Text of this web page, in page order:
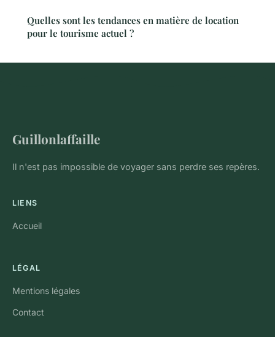
Quelles sont les tendances en matière de location
pour le tourisme actuel ?
Guillonlaffaille
Il n'est pas impossible de voyager sans perdre ses repères.
LIENS
Accueil
LÉGAL
Mentions légales
Contact